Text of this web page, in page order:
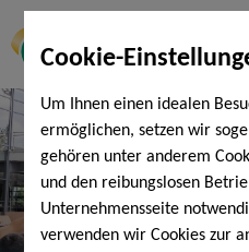
Cookie-
Um Ihnen einen idealen
ermöglichen, setzen wir
gehören unter anderem
und den reibungslosen
Unternehmensseite
verwenden wir Cookies zur